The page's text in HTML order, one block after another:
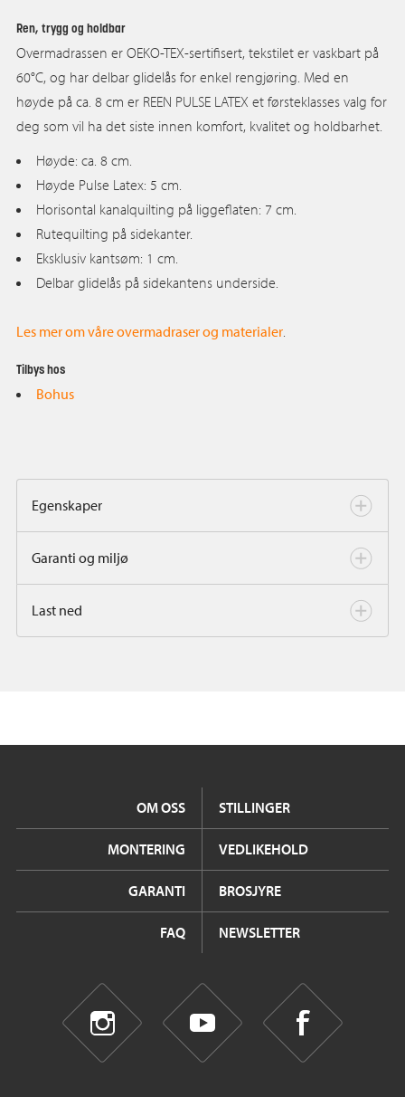
Ren, trygg og holdbar
Overmadrassen er OEKO-TEX-sertifisert, tekstilet er vaskbart på
60°C, og har delbar glidelås for enkel rengjøring. Med en
høyde på ca. 8 cm er REEN PULSE LATEX et førsteklasses valg for
deg som vil ha det siste innen komfort, kvalitet og holdbarhet.
Høyde: ca. 8 cm.
Høyde Pulse Latex: 5 cm.
Horisontal kanalquilting på liggeflaten: 7 cm.
Rutequilting på sidekanter.
Eksklusiv kantsøm: 1 cm.
Delbar glidelås på sidekantens underside.
Les mer om våre overmadraser og materialer
Tilbys hos
Bohus
Egenskaper
Garanti og miljø
Last ned
OM OSS STILLINGER
MONTERING VEDLIKEHOLD
GARANTI BROSJYRE
FAQ NEWSLETTER